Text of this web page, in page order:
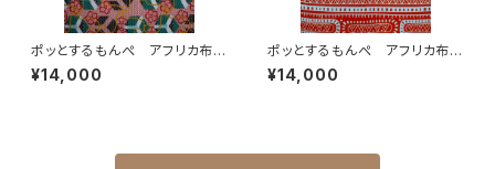
ポッとするもんぺ アフリカ布
No.142
¥14,000
ポッとするもんぺ アフリカ布
No.164
¥14,000